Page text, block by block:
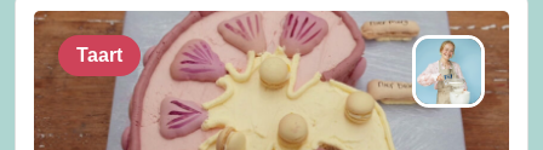
Taart